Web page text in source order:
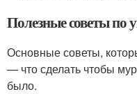
Полезные советы по
Основные советы,
— что сделать чтобы
было.